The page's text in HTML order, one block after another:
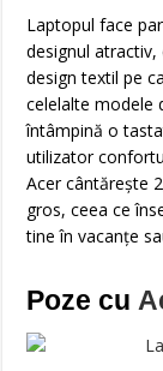
Laptopul face
designul
design textil pe
celelalte modele
întâmpină o
utilizator
Acer cântărește
gros, ceea ce
tine în vacanțe
Poze cu